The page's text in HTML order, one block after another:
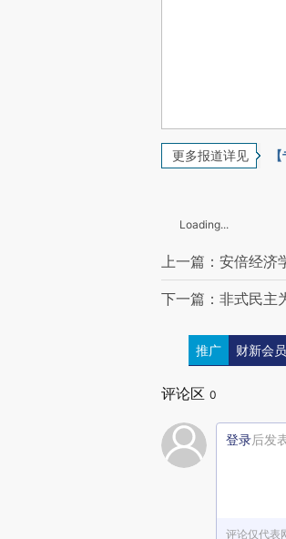
更多报道详见
Loading...
上一篇：安倍经济
下一篇：非式民主
推广 财新会
评论区 0
登录后发
评论仅代表